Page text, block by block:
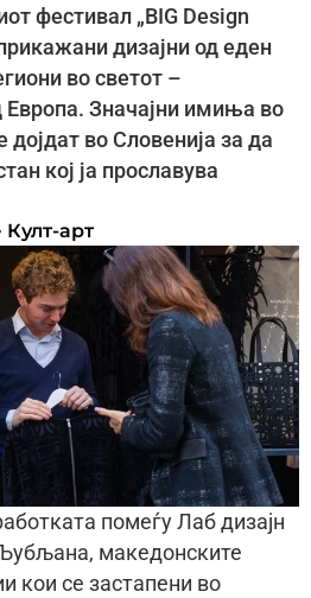
фестивал „BIG Design
дизајни од еден
во светот –
Европа. Значајни имиња во
дојдат во Словенија за да
кој ја прославува
Култ-арт
помеѓу Лаб дизајн
македонските
кои се застапени во